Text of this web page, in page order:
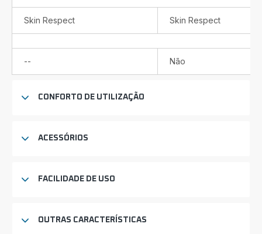
Skin Respect Skin Respect
--
disponível
Não
CONFORTO DE UTILIZAÇÃO
ACESSÓRIOS
FACILIDADE DE USO
OUTRAS CARACTERÍSTICAS